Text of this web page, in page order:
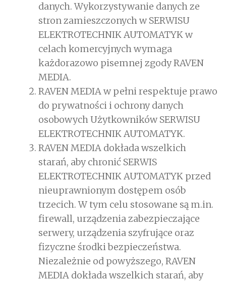
danych. Wykorzystywanie danych ze
stron zamieszczonych w SERWISU
ELEKTROTECHNIK AUTOMATYK w
celach komercyjnych wymaga
każdorazowo pisemnej zgody RAVEN
MEDIA.
RAVEN MEDIA w pełni respektuje prawo
do prywatności i ochrony danych
osobowych Użytkowników SERWISU
ELEKTROTECHNIK AUTOMATYK.
RAVEN MEDIA dokłada wszelkich
starań, aby chronić SERWIS
ELEKTROTECHNIK AUTOMATYK przed
nieuprawnionym dostępem osób
trzecich. W tym celu stosowane są m.in.
firewall, urządzenia zabezpieczające
serwery, urządzenia szyfrujące oraz
fizyczne środki bezpieczeństwa.
Niezależnie od powyższego, RAVEN
MEDIA dokłada wszelkich starań, aby